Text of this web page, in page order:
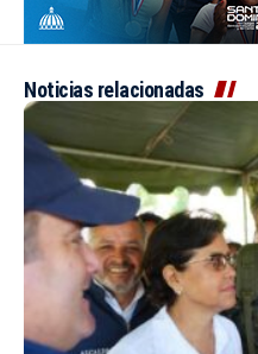
Noticias relacionadas